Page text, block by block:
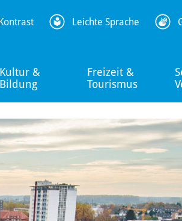
Kultur &
Bildung
Freizeit &
Tourismus
Leichte Sprache